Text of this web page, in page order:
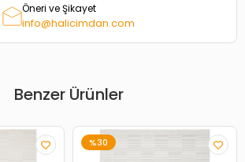
Öneri ve Şikayet
info@halicimdan.com
Benzer Ürünler
%30